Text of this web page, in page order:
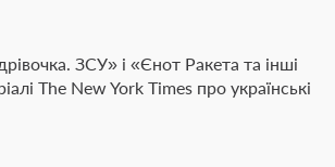
ЗСУ» і «Єнот Ракета та інші
The New York Times про українські